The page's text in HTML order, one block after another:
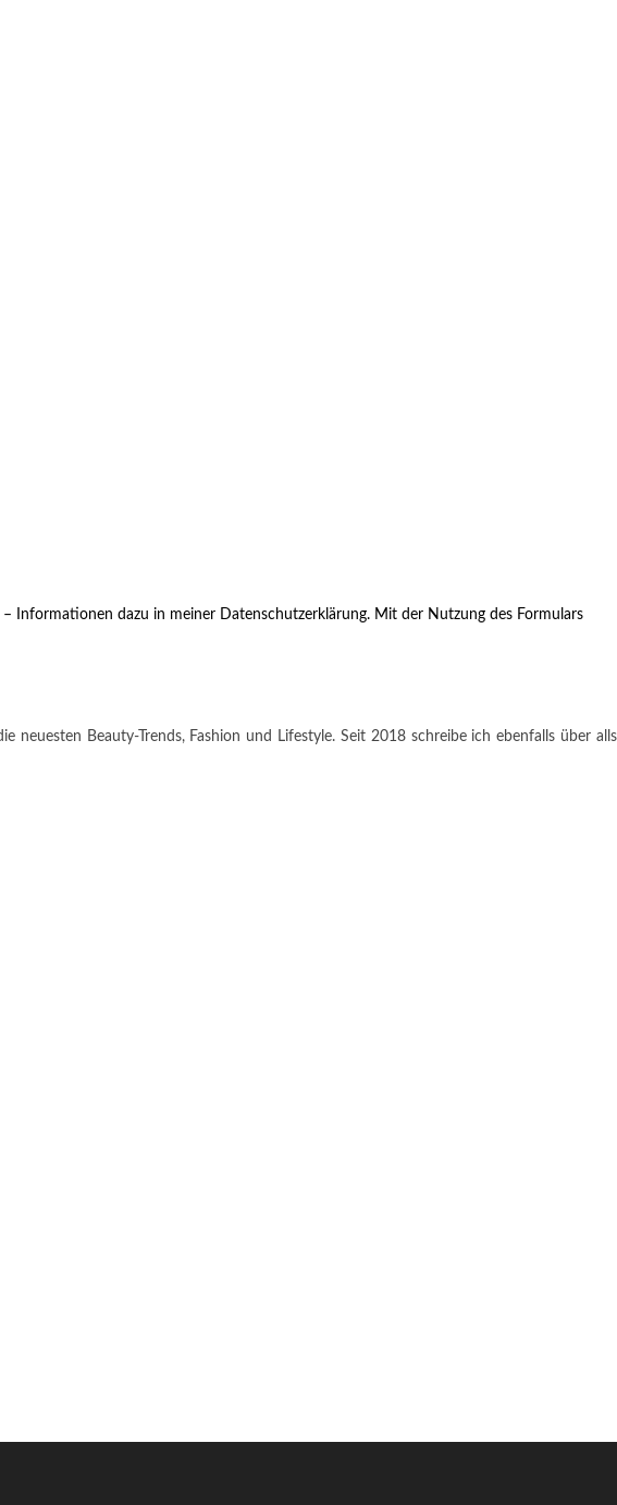
Informationen dazu in meiner Datenschutzerklärung. Mit der Nutzung des Formulars
Beauty-Trends, Fashion und Lifestyle. Seit 2018 schreibe ich ebenfalls über alls